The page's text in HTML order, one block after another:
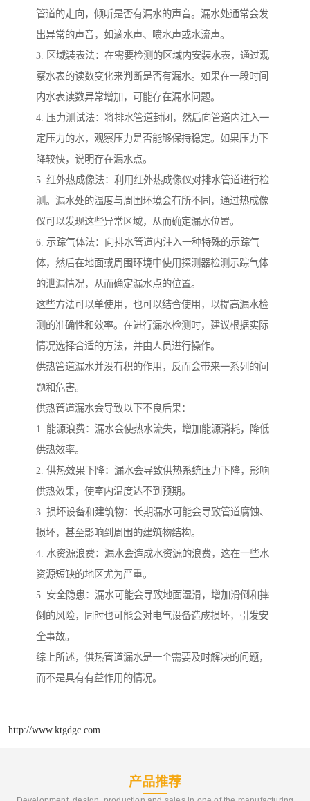
管道的走向，倾听是否有漏水的声音。漏水处通常会发
出异常的声音，如滴水声、喷水声或水流声。
3. 区域装表法：在需要检测的区域内安装水表，通过观
察水表的读数变化来判断是否有漏水。如果在一段时间
内水表读数异常增加，可能存在漏水问题。
4. 压力测试法：将排水管道封闭，然后向管道内注入一
定压力的水，观察压力是否能够保持稳定。如果压力下
降较快，说明存在漏水点。
5. 红外热成像法：利用红外热成像仪对排水管道进行检
测。漏水处的温度与周围环境会有所不同，通过热成像
仪可以发现这些异常区域，从而确定漏水位置。
6. 示踪气体法：向排水管道内注入一种特殊的示踪气
体，然后在地面或周围环境中使用探测器检测示踪气体
的泄漏情况，从而确定漏水点的位置。
这些方法可以单使用，也可以结合使用，以提高漏水检
测的准确性和效率。在进行漏水检测时，建议根据实际
情况选择合适的方法，并由人员进行操作。
供热管道漏水并没有积的作用，反而会带来一系列的问
题和危害。
供热管道漏水会导致以下不良后果：
1. 能源浪费：漏水会使热水流失，增加能源消耗，降低
供热效率。
2. 供热效果下降：漏水会导致供热系统压力下降，影响
供热效果，使室内温度达不到预期。
3. 损坏设备和建筑物：长期漏水可能会导致管道腐蚀、
损坏，甚至影响到周围的建筑物结构。
4. 水资源浪费：漏水会造成水资源的浪费，这在一些水
资源短缺的地区尤为严重。
5. 安全隐患：漏水可能会导致地面湿滑，增加滑倒和摔
倒的风险，同时也可能会对电气设备造成损坏，引发安
全事故。
综上所述，供热管道漏水是一个需要及时解决的问题，
而不是具有有益作用的情况。
http://www.ktgdgc.com
产品推荐